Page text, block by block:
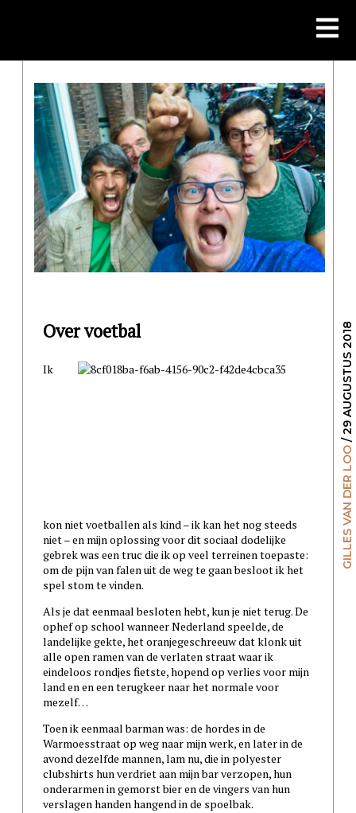
GILLES VAN DER LOO
/ 29 AUGUSTUS 2018
Over voetbal
Ik
kon niet voetballen als kind – ik kan het nog steeds
niet – en mijn oplossing voor dit sociaal dodelijke
gebrek was een truc die ik op veel terreinen toepaste:
om de pijn van falen uit de weg te gaan besloot ik het
spel stom te vinden.
Als je dat eenmaal besloten hebt, kun je niet terug. De
ophef op school wanneer Nederland speelde, de
landelijke gekte, het oranjegeschreeuw dat klonk uit
alle open ramen van de verlaten straat waar ik
eindeloos rondjes fietste, hopend op verlies voor mijn
land en en een terugkeer naar het normale voor
mezelf…
Toen ik eenmaal barman was: de hordes in de
Warmoesstraat op weg naar mijn werk, en later in de
avond dezelfde mannen, lam nu, die in polyester
clubshirts hun verdriet aan mijn bar verzopen, hun
onderarmen in gemorst bier en de vingers van hun
verslagen handen hangend in de spoelbak.